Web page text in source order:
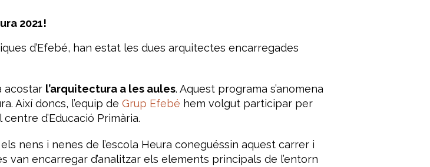
2021!
d’Efebé, han estat les dues arquitectes encarregades
acostar l’arquitectura a les aules. Aquest programa s’anomena
Així doncs, l’equip de Grup Efebé hem volgut participar per
d’Educació Primària.
nens i nenes de l’escola Heura coneguéssin aquest carrer i
van encarregar d’analitzar els elements principals de l’entorn